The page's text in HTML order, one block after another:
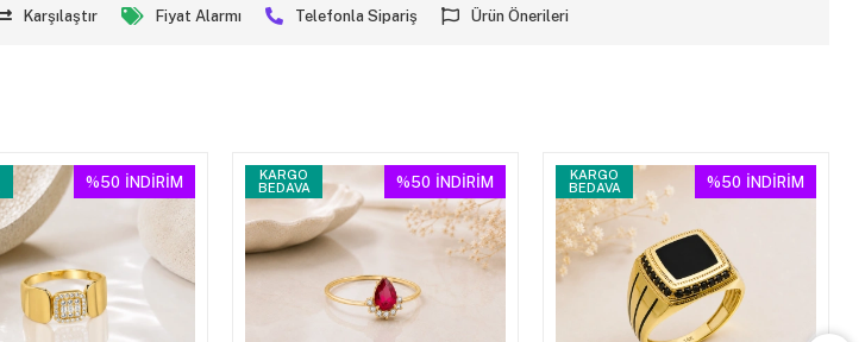
Karşılaştır Fiyat Alarmı Telefonla Sipariş Ürün Önerileri
%50 İNDİRİM
KARGO
BEDAVA
%50 İNDİRİM
KARGO
BEDAVA
%50 İNDİRİM